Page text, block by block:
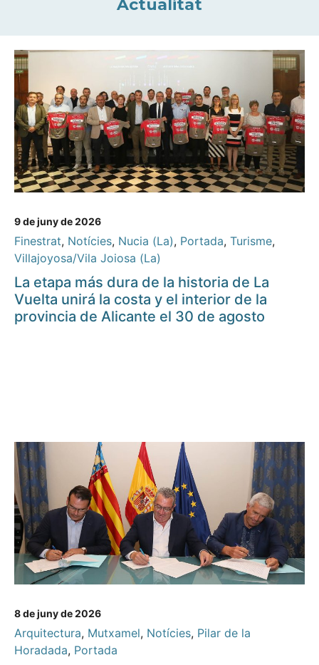
Actualitat
9 de juny de 2026
Finestrat, Notícies, Nucia (La), Portada, Turisme,
Villajoyosa/Vila Joiosa (La)
La etapa más dura de la historia de La
Vuelta unirá la costa y el interior de la
provincia de Alicante el 30 de agosto
8 de juny de 2026
Arquitectura, Mutxamel, Notícies, Pilar de la
Horadada, Portada